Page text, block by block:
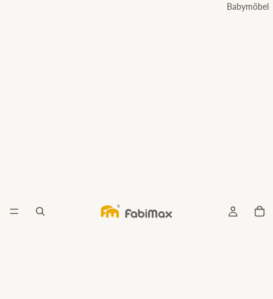
Babymöbel